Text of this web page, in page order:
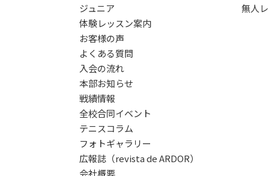
ジュニア
体験レッスン案内
お客様の声
よくある質問
入会の流れ
本部お知らせ
戦績情報
全校合同イベント
テニスコラム
フォトギャラリー
広報誌（revista de ARDOR）
会社概要
無人